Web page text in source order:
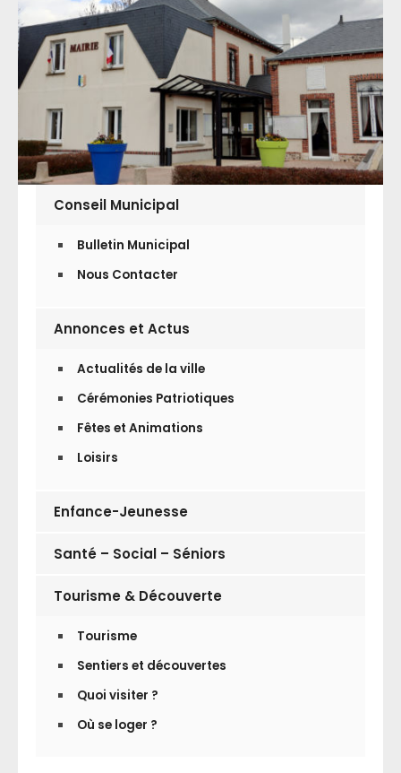
Conseil Municipal
Bulletin Municipal
Nous Contacter
Annonces et Actus
Actualités de la ville
Cérémonies Patriotiques
Fêtes et Animations
Loisirs
Enfance-Jeunesse
Santé – Social – Séniors
Tourisme & Découverte
Tourisme
Sentiers et découvertes
Quoi visiter ?
Où se loger ?